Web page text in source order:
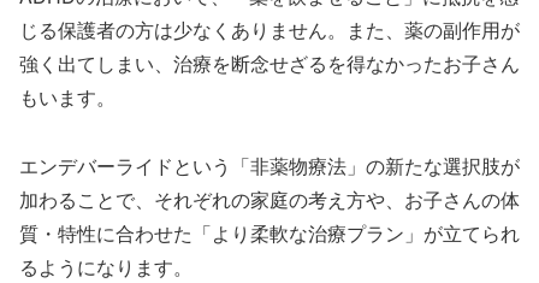
じる保護者の方は少なくありません。また、薬の副作用が
強く出てしまい、治療を断念せざるを得なかったお子さん
もいます。
エンデバーライドという「非薬物療法」の新たな選択肢が
加わることで、それぞれの家庭の考え方や、お子さんの体
質・特性に合わせた「より柔軟な治療プラン」が立てられ
るようになります。